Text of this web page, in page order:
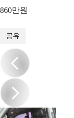
860만원
공유
/18